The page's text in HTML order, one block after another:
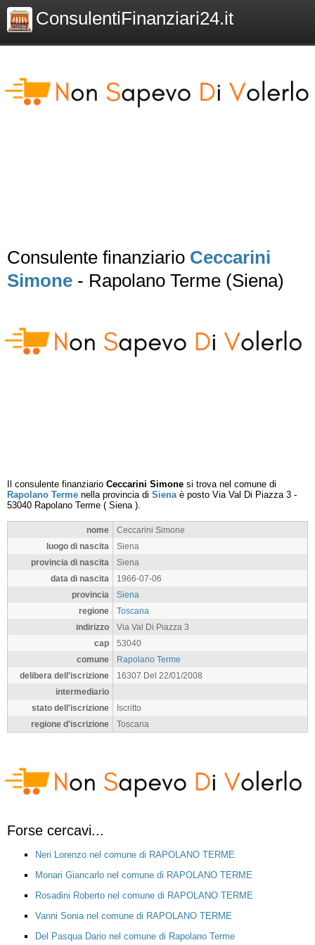
ConsulentiFinanziari24.it
Consulente finanziario Ceccarini
Simone - Rapolano Terme (Siena)
Il consulente finanziario Ceccarini Simone si trova nel comune di
Rapolano Terme nella provincia di Sienaè posto Via Val Di Piazza 3 -
53040 Rapolano Terme ( Siena).
nome
Ceccarini Simone
luogo di nascita
Siena
provincia di nascita
Siena
data di nascita
1966-07-06
provincia
Siena
regione
Toscana
indirizzo
Via Val Di Piazza 3
cap
53040
comune
Rapolano Terme
delibera dell'iscrizione
16307 Del 22/01/2008
intermediario
stato dell'iscrizione
Iscritto
regione d'iscrizione
Toscana
Forse cercavi...
Neri Lorenzo nel comune di RAPOLANO TERME
Monari Giancarlo nel comune di RAPOLANO TERME
Rosadini Roberto nel comune di RAPOLANO TERME
Vanni Sonia nel comune di RAPOLANO TERME
Del Pasqua Dario nel comune di Rapolano Terme